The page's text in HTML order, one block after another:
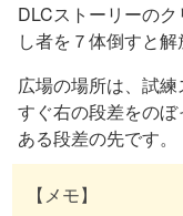
DLCストーリーの
し者を７体倒すと解
広場の場所は、試練
すぐ右の段差をの
ある段差の先です。
【メモ】